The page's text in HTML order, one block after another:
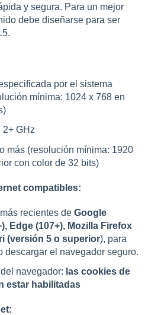
y segura. Para un mejor
debe diseñarse para ser
por el sistema
mínima: 1024 x 768 en
2+ GHz
más (resolución mínima: 1920
con color de 32 bits)
compatibles:
recientes de Google
Edge (107+), Mozilla Firefox
(versión 5 o superior), para
descargar el navegador seguro.
navegador: las cookies de
estar habilitadas